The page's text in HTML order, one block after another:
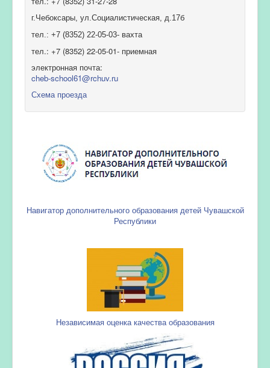
г.Чебоксары, ул.Социалистическая, д.17б
тел.: +7 (8352) 22-05-03- вахта
тел.: +7 (8352) 22-05-01- приемная
электронная почта:
cheb-school61@rchuv.ru
Схема проезда
Навигатор дополнительного образования детей Чувашской
Республики
Независимая оценка качества образования